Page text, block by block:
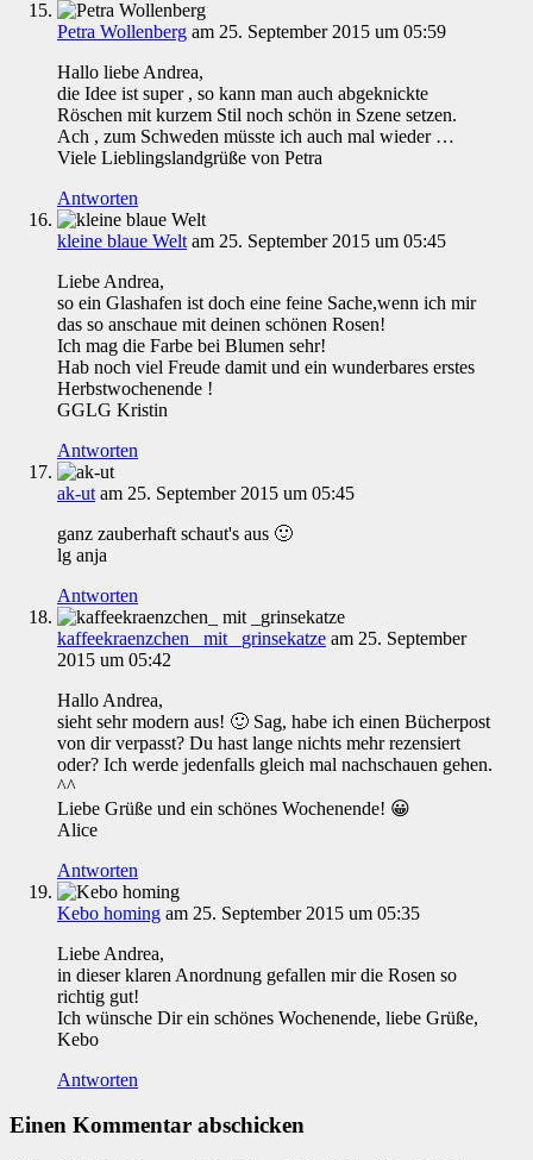
Petra Wollenberg am 25. September 2015 um 05:59
Hallo liebe Andrea,
die Idee ist super , so kann man auch abgeknickte
Röschen mit kurzem Stil noch schön in Szene setzen.
Ach , zum Schweden müsste ich auch mal wieder …
Viele Lieblingslandgrüße von Petra
Antworten
kleine blaue Welt am 25. September 2015 um 05:45
Liebe Andrea,
so ein Glashafen ist doch eine feine Sache,wenn ich mir
das so anschaue mit deinen schönen Rosen!
Ich mag die Farbe bei Blumen sehr!
Hab noch viel Freude damit und ein wunderbares erstes
Herbstwochenende !
GGLG Kristin
Antworten
ak-ut am 25. September 2015 um 05:45
ganz zauberhaft schaut's aus 🙂
lg anja
Antworten
kaffeekraenzchen_ mit _grinsekatze am 25. September
2015 um 05:42
Hallo Andrea,
sieht sehr modern aus! 🙂 Sag, habe ich einen Bücherpost
von dir verpasst? Du hast lange nichts mehr rezensiert
oder? Ich werde jedenfalls gleich mal nachschauen gehen.
^^
Liebe Grüße und ein schönes Wochenende! 😀
Alice
Antworten
Kebo homing am 25. September 2015 um 05:35
Liebe Andrea,
in dieser klaren Anordnung gefallen mir die Rosen so
richtig gut!
Ich wünsche Dir ein schönes Wochenende, liebe Grüße,
Kebo
Antworten
Einen Kommentar abschicken